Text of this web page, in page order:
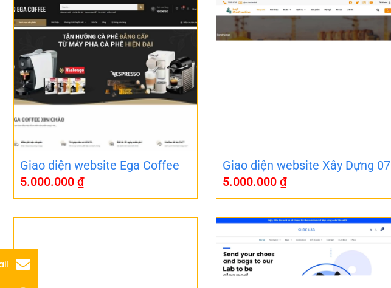
Giao diện website Ega Coffee
5.000.000 ₫
Giao diện website Xây Dựng 07
5.000.000 ₫